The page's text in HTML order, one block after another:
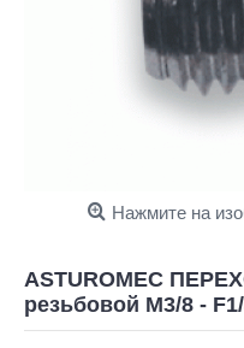
Нажмите на
ASTUROMEC
резьбовой M3/8 -